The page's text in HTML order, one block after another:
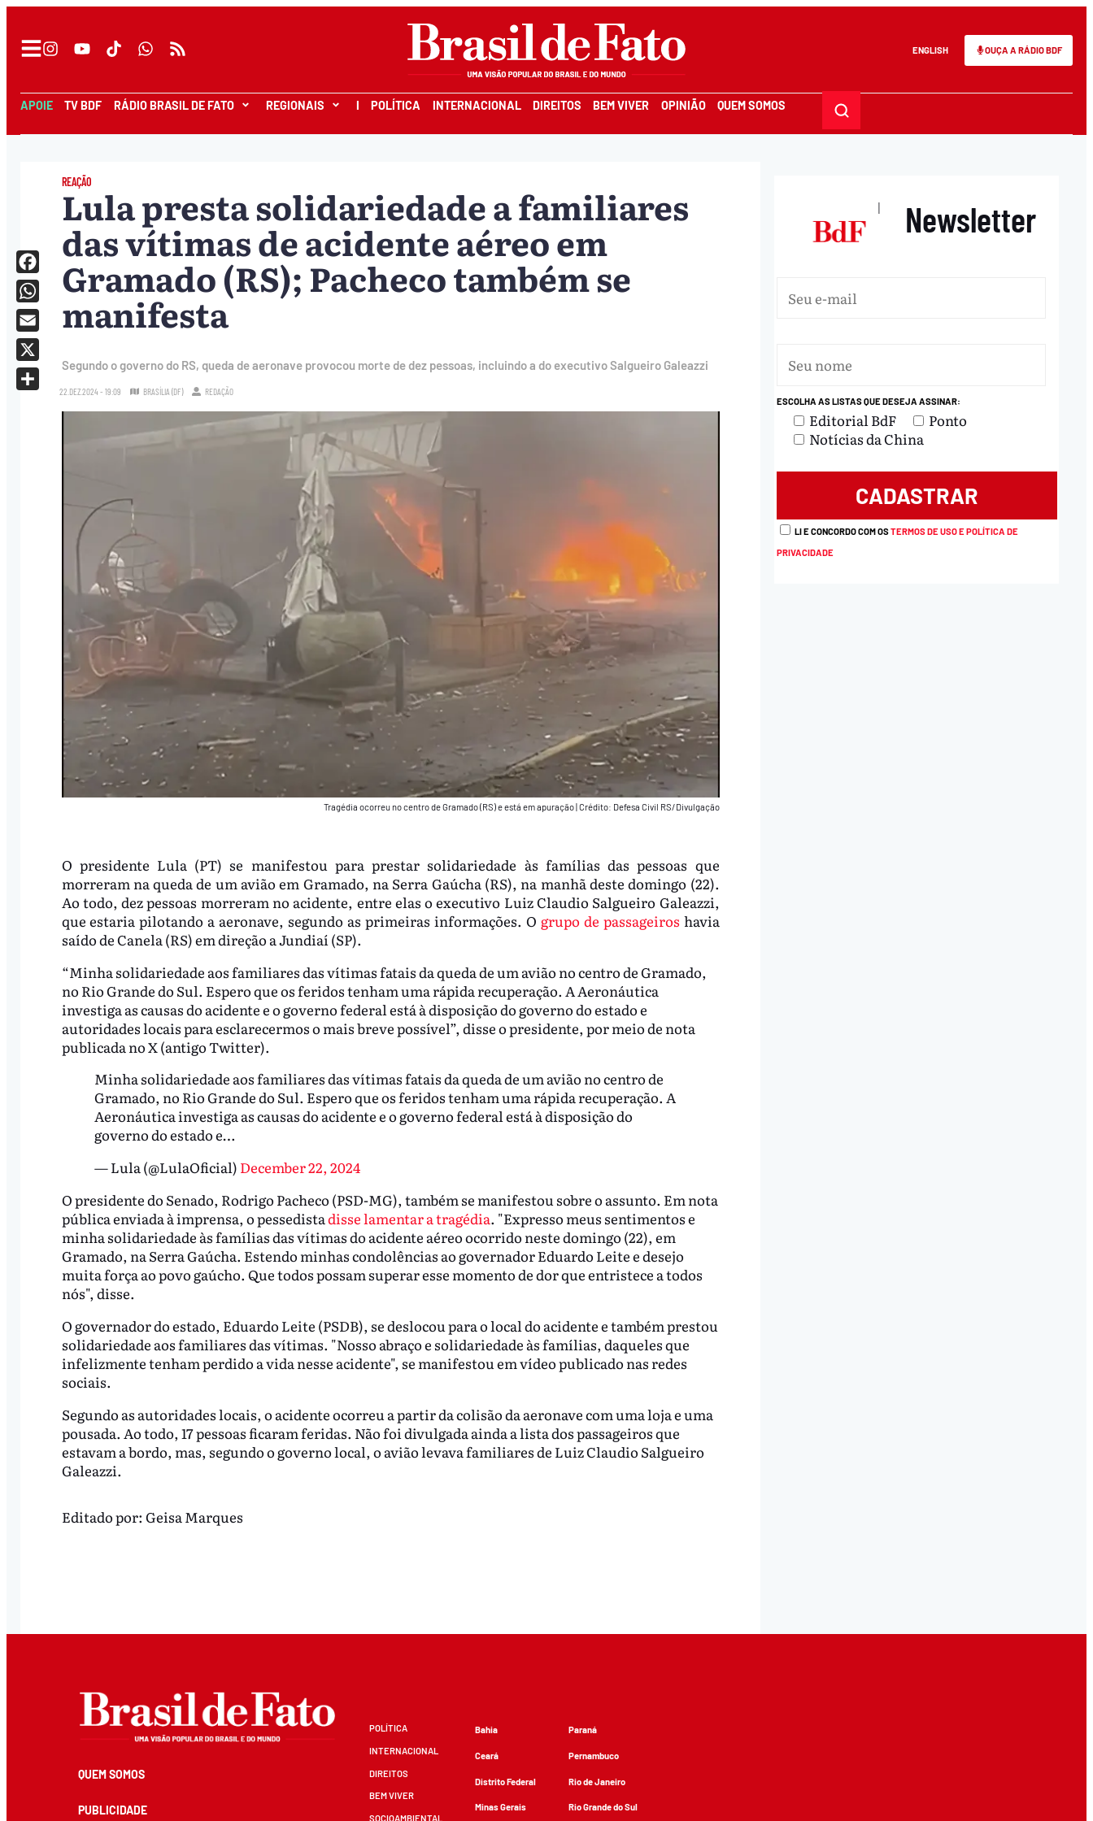
ENGLISH OUÇA A RÁDIO BDF
APOIE TV BDF RÁDIO BRASIL DE FATO REGIONAIS I POLÍTICA INTERNACIONAL DIREITOS BEM VIVER OPINIÃO QUEM SOMOS
REAÇÃO
Lula presta solidariedade a familiares
das vítimas de acidente aéreo em
Gramado (RS); Pacheco também se
manifesta
Segundo o governo do RS, queda de aeronave provocou morte de dez pessoas, incluindo a do executivo Salgueiro Galeazzi
22.DEZ.2024 - 19:09 BRASÍLIA (DF) REDAÇÃO
Tragédia ocorreu no centro de Gramado (RS) e está em apuração Crédito: Defesa Civil RS/Divulgação
O presidente Lula (PT) se manifestou para prestar solidariedade às famílias das pessoas que
morreram na queda de um avião em Gramado, na Serra Gaúcha (RS), na manhã deste domingo (22).
Ao todo, dez pessoas morreram no acidente, entre elas o executivo Luiz Claudio Salgueiro Galeazzi,
que estaria pilotando a aeronave, segundo as primeiras informações. O grupo de passageiros havia
saído de Canela (RS) em direção a Jundiaí (SP).
“Minha solidariedade aos familiares das vítimas fatais da queda de um avião no centro de Gramado,
no Rio Grande do Sul. Espero que os feridos tenham uma rápida recuperação. A Aeronáutica
investiga as causas do acidente e o governo federal está à disposição do governo do estado e
autoridades locais para esclarecermos o mais breve possível”, disse o presidente, por meio de nota
publicada no X (antigo Twitter).
Minha solidariedade aos familiares das vítimas fatais da queda de um avião no centro de
Gramado, no Rio Grande do Sul. Espero que os feridos tenham uma rápida recuperação. A
Aeronáutica investiga as causas do acidente e o governo federal está à disposição do
governo do estado e…
— Lula (@LulaOficial) December 22, 2024
O presidente do Senado, Rodrigo Pacheco (PSD-MG), também se manifestou sobre o assunto. Em nota
pública enviada à imprensa, o pessedistadisse lamentar a tragédia. "Expresso meus sentimentos e
minha solidariedade às famílias das vítimas do acidente aéreo ocorrido neste domingo (22), em
Gramado, na Serra Gaúcha. Estendo minhas condolências ao governador Eduardo Leite e desejo
muita força ao povo gaúcho. Que todos possam superar esse momento de dor que entristece a todos
nós", disse.
O governador do estado, Eduardo Leite (PSDB), se deslocou para o local do acidente e também prestou
solidariedade aos familiares das vítimas. "Nosso abraço e solidariedade às famílias, daqueles que
infelizmente tenham perdido a vida nesse acidente", se manifestou em vídeo publicado nas redes
sociais.
Segundo as autoridades locais, o acidente ocorreu a partir da colisão da aeronave com uma loja e uma
pousada. Ao todo, 17 pessoas ficaram feridas. Não foi divulgada ainda a lista dos passageiros que
estavam a bordo, mas, segundo o governo local, o avião levava familiares de Luiz Claudio Salgueiro
Galeazzi.
Facebook
WhatsApp
Email
X
Editado por: Geisa Marques
| Newsletter
ESCOLHA AS LISTAS QUE DESEJA ASSINAR:
Editorial BdF
Ponto
Notícias da China
LI E CONCORDO COM OSTERMOS DE USO E POLÍTICA DE
PRIVACIDADE
QUEM SOMOS
PUBLICIDADE
POLÍTICA
INTERNACIONAL
DIREITOS
BEM VIVER
SOCIOAMBIENTAL
Bahia
Ceará
Distrito Federal
Minas Gerais
Paraná
Pernambuco
Rio de Janeiro
Rio Grande do Sul